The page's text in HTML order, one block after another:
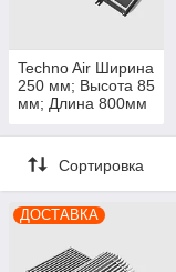
регулирования
Techno Air Ширина
250 мм; Высота 85
мм; Длина 800мм
Сортировка
ДОСТАВКА